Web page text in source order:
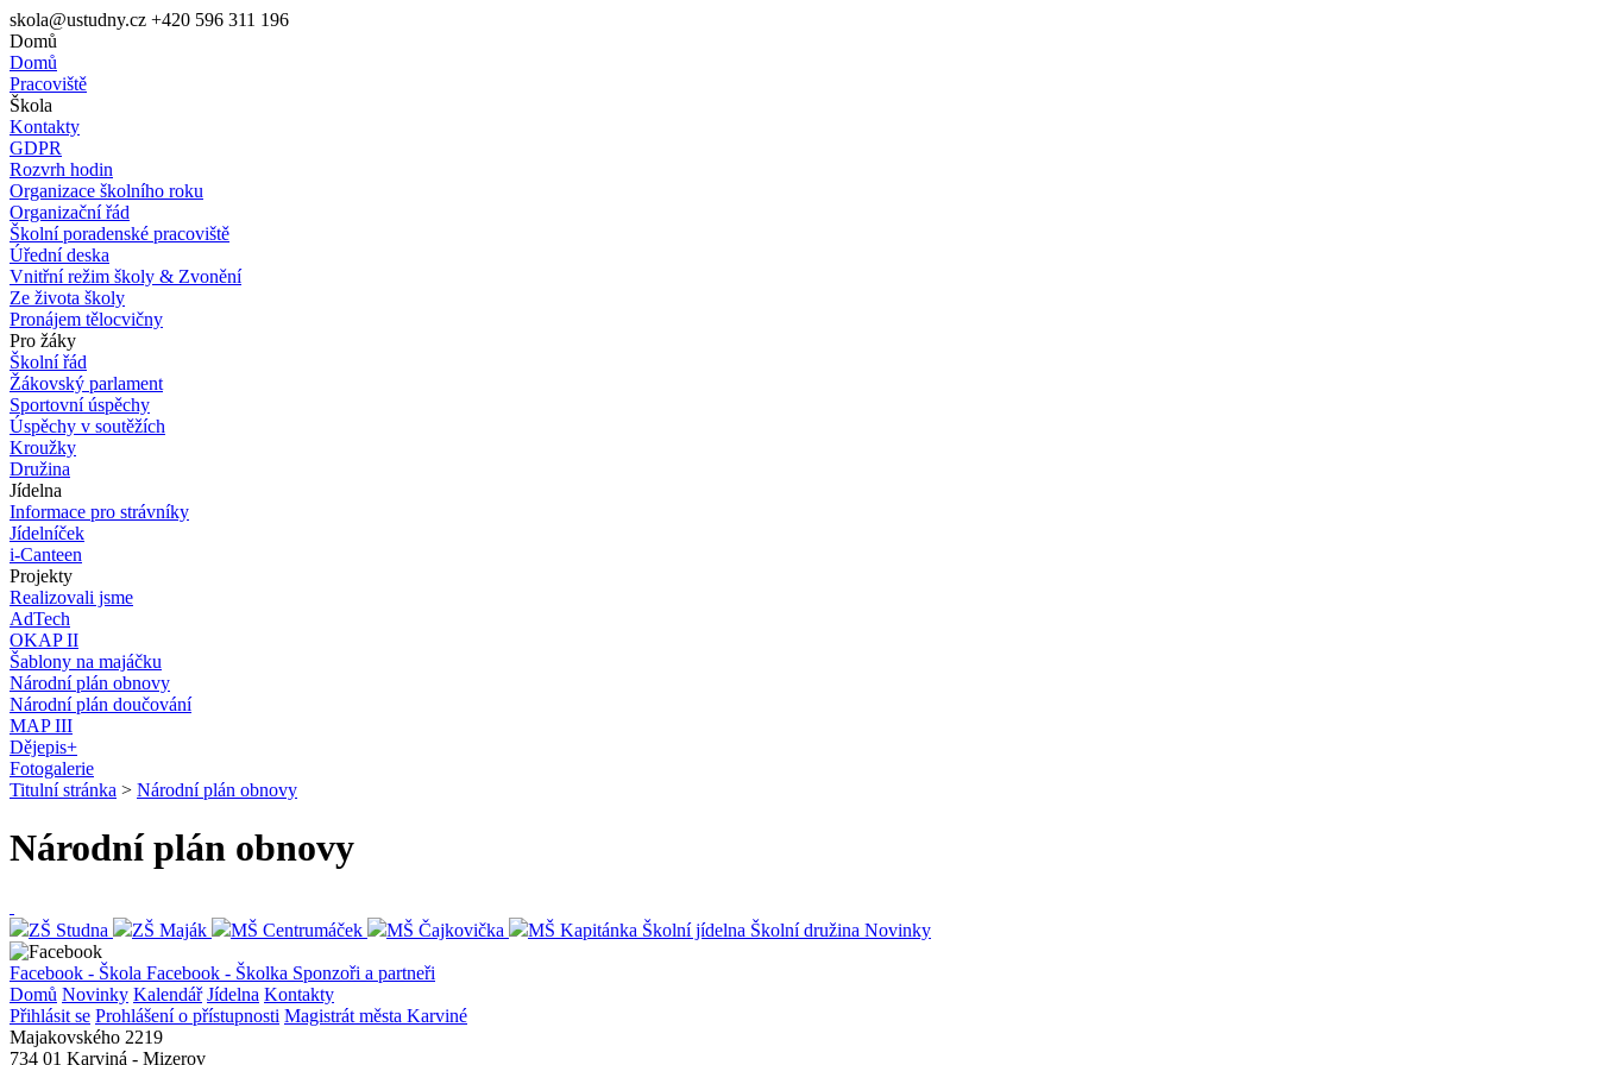
skola@ustudny.cz +420 596 311 196
Domů
Domů
Pracoviště
Škola
Kontakty
GDPR
Rozvrh hodin
Organizace školního roku
Organizační řád
Školní poradenské pracoviště
Úřední deska
Vnitřní režim školy & Zvonění
Ze života školy
Pronájem tělocvičny
Pro žáky
Školní řád
Žákovský parlament
Sportovní úspěchy
Úspěchy v soutěžích
Kroužky
Družina
Jídelna
Informace pro strávníky
Jídelníček
i-Canteen
Projekty
Realizovali jsme
AdTech
OKAP II
Šablony na majáčku
Národní plán obnovy
Národní plán doučování
MAP III
Dějepis+
Fotogalerie
Titulní stránka > Národní plán obnovy
Národní plán obnovy
ZŠ Studna ZŠ Maják MŠ Centrumáček MŠ Čajkovička MŠ Kapitánka Školní jídelna Školní družina Novinky
Facebook - Škola Facebook - Školka Sponzoři a partneři
Domů Novinky Kalendář Jídelna Kontakty
Přihlásit se Prohlášení o přístupnosti Magistrát města Karviné
Majakovského 2219
734 01 Karviná - Mizerov